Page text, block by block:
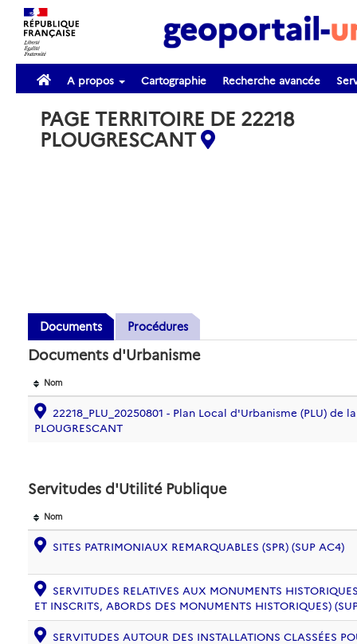
A propos Cartographie Recherche avancée
PAGE TERRITOIRE DE 22218
PLOUGRESCANT
Documents Procédures
Documents d'Urbanisme
Nom
22218_PLU_20250801 - Plan Local d'Urbanisme (PLU) de
PLOUGRESCANT
Servitudes d'Utilité Publique
Nom
SITES PATRIMONIAUX REMARQUABLES (SPR) (SUP AC4)
SERVITUDES RELATIVES AUX MONUMENTS
ET INSCRITS, ABORDS DES MONUMENTS HISTORIQUES)
SERVITUDES AUTOUR DES INSTALLATIONS CLASSÉES